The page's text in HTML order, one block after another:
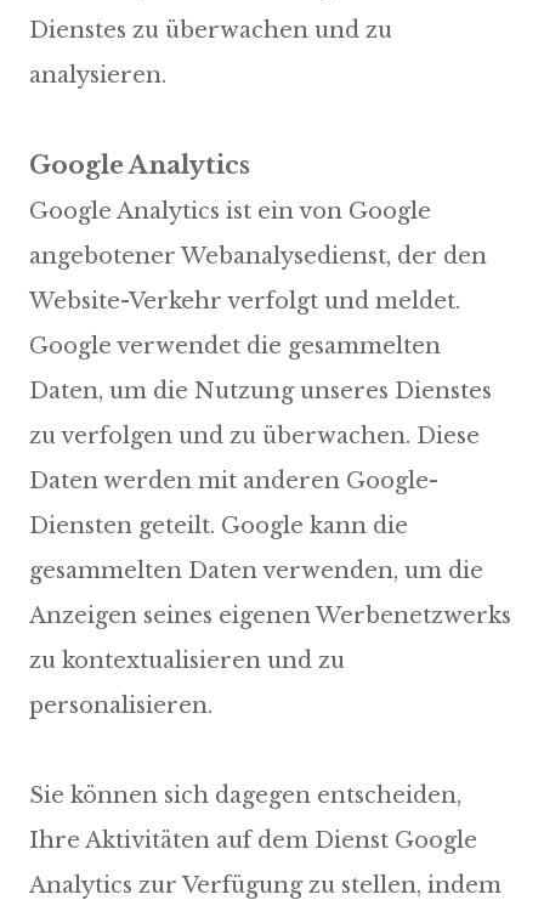
Dienstes zu überwachen und zu
analysieren.
Google Analytics
Google Analytics ist ein von Google
angebotener Webanalysedienst, der den
Website-Verkehr verfolgt und meldet.
Google verwendet die gesammelten
Daten, um die Nutzung unseres Dienstes
zu verfolgen und zu überwachen. Diese
Daten werden mit anderen Google-
Diensten geteilt. Google kann die
gesammelten Daten verwenden, um die
Anzeigen seines eigenen Werbenetzwerks
zu kontextualisieren und zu
personalisieren.
Sie können sich dagegen entscheiden,
Ihre Aktivitäten auf dem Dienst Google
Analytics zur Verfügung zu stellen, indem